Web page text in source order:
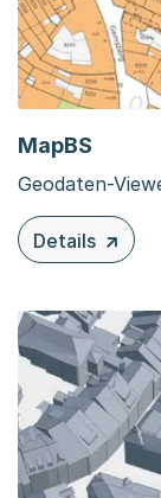
MapBS
Geodaten-
Details
zu diesem